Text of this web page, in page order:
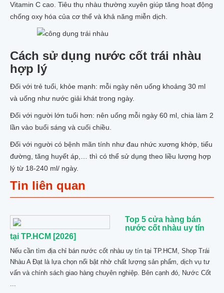
Vitamin C cao. Tiêu thụ nhàu thường xuyên giúp tăng hoạt động
chống oxy hóa của cơ thể và khả năng miễn dịch.
Cách sử dụng nước cốt trái nhàu
hợp lý
Đối với trẻ tuổi, khỏe mạnh: mỗi ngày nên uống khoảng 30 ml
và uống như nước giải khát trong ngày.
Đối với người lớn tuổi hơn: nên uống mỗi ngày 60 ml, chia làm 2
lần vào buổi sáng và cuối chiều.
Đối với người có bệnh mãn tính như đau nhức xương khớp, tiểu
đường, tăng huyết áp,… thì có thể sử dụng theo liều lượng hợp
lý từ 18-240 ml/ ngày.
Tin liên quan
Top 5 cửa hàng bán
nước cốt nhàu uy tín
tại TP.HCM [2026]
Nếu cần tìm địa chỉ bán nước cốt nhàu uy tín tại TP.HCM, Shop Trái
Nhàu A Đạt là lựa chọn nổi bật nhờ chất lượng sản phẩm, dịch vụ tư
vấn và chính sách giao hàng chuyên nghiệp. Bên cạnh đó, Nước Cốt
...